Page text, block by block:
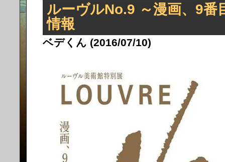
ルーヴルNo.9 ～漫画、9番
情報
ベデくん (2016/07/10)